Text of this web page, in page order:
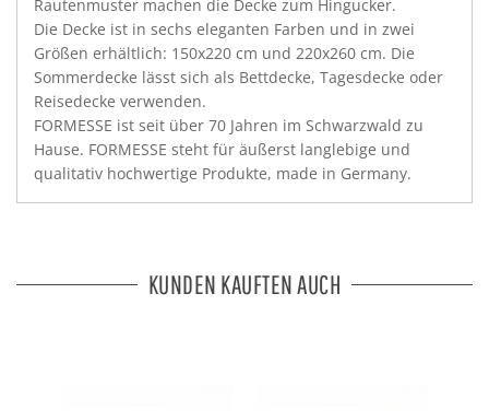
Rautenmuster machen die Decke zum Hingucker.
Die Decke ist in sechs eleganten Farben und in zwei
Größen erhältlich: 150x220 cm und 220x260 cm. Die
Sommerdecke lässt sich als Bettdecke, Tagesdecke oder
Reisedecke verwenden.
FORMESSE ist seit über 70 Jahren im Schwarzwald zu
Hause. FORMESSE steht für äußerst langlebige und
qualitativ hochwertige Produkte, made in Germany.
KUNDEN KAUFTEN AUCH